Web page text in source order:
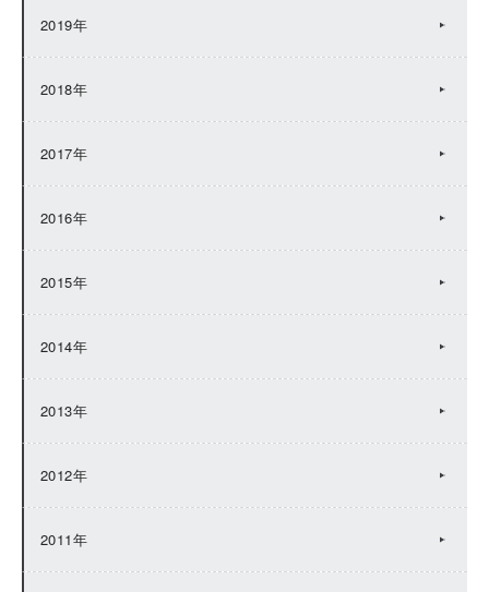
2019年
2018年
2017年
2016年
2015年
2014年
2013年
2012年
2011年